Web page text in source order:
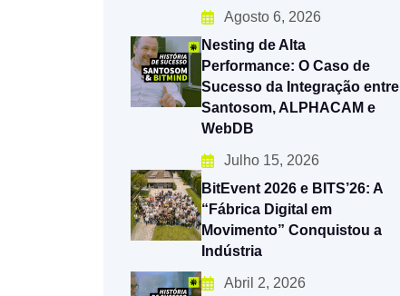
Agosto 6, 2026
Nesting de Alta
Performance: O Caso de
Sucesso da Integração entre
Santosom, ALPHACAM e
WebDB
Julho 15, 2026
BitEvent 2026 e BITS’26: A
“Fábrica Digital em
Movimento” Conquistou a
Indústria
Abril 2, 2026